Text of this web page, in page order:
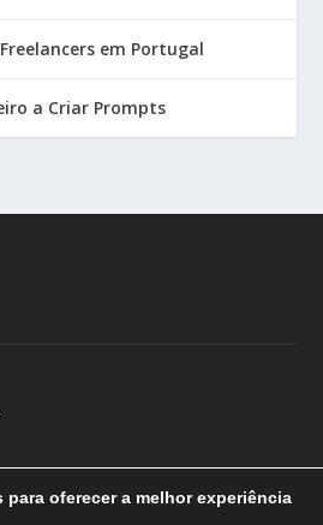
em Portugal
a Criar Prompts
para oferecer a melhor experiência